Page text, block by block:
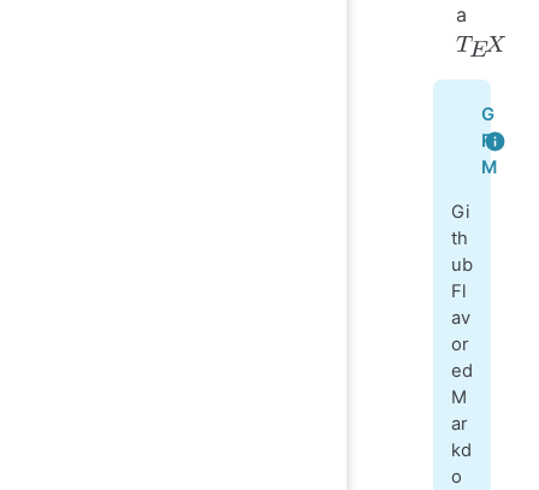
a
TEX
G
F
M
Gi
th
ub
Fl
av
or
ed
M
ar
kd
o